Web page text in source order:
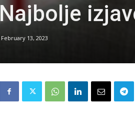
Najbolje
February 13, 2023